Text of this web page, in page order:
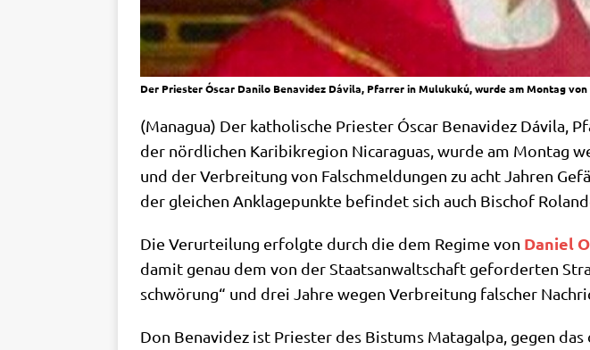
Der Priester Óscar Danilo Benavidez Dávila, Pfarrer in Mulukukú, wurde am Montag
(Mana­gua) Der katho­li­sche Prie­ster Óscar Bena­vi­dez Dávila,
der nörd­li­chen Kari­bik­re­gi­on Nica­ra­gu­as, wur­de am Mon­tag
und der Ver­brei­tung von Falsch­mel­dun­gen zu acht Jah­ren
der glei­chen Ankla­ge­punk­te befin­det sich auch Bischof
Die Ver­ur­tei­lung erfolg­te durch die dem Regime von Dani­el
damit genau dem von der Staats­an­walt­schaft gefor­der­ten
schwö­rung“ und drei Jah­re wegen Ver­brei­tung fal­scher
Don Bena­vi­dez ist Prie­ster des Bis­tums Matag­al­pa, gegen